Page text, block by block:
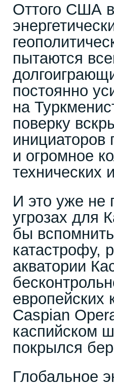
Оттого США
пытаются
постоянно
на
поверку
инициаторов
и огромное
технических
И это уже не
угрозах для
бы
катастрофу,
акватории
европейских
Caspian
каспийском
покрылся
Глобальное